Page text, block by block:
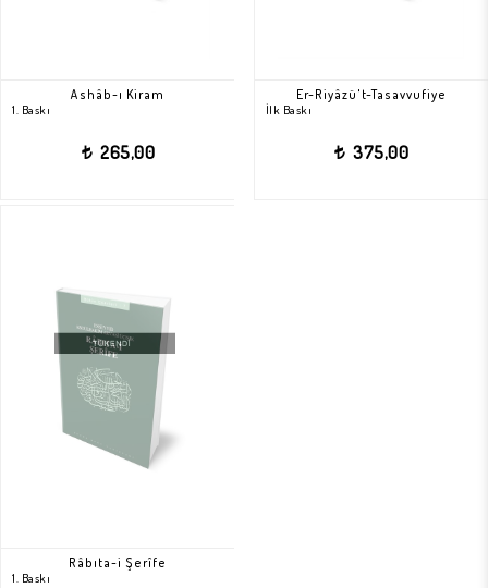
Ashâb-ı Kiram
1. Baskı
t 265,00
Er-Riyâzü't-Tasavvufiye
İlk Baskı
t 375,00
Râbıta-i Şerîfe
1. Baskı